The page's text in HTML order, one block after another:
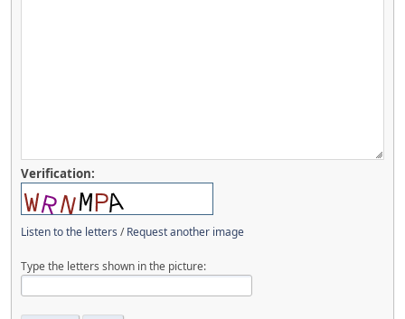
Verification:
Listen to the letters /Request another image
Type the letters shown in the picture: